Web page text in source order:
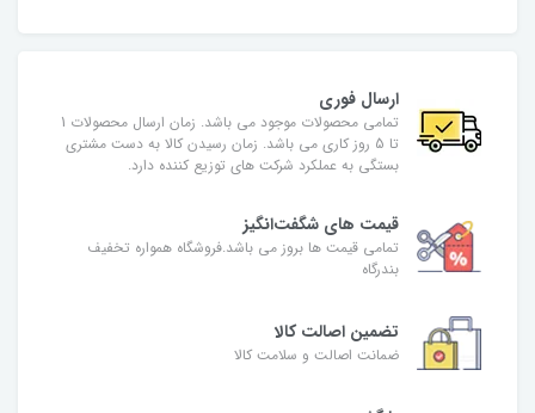
ارسال فوری
تمامی محصولات موجود می باشد. زمان ارسال محصولات 1
تا 5 روز کاری می باشد. زمان رسیدن کالا به دست مشتری
بستگی به عملکرد شرکت های توزیع کننده دارد.
قیمت های شگفت‌انگیز
تمامی قیمت ها بروز می باشد.فروشگاه همواره تخفیف
بندرگاه
تضمین اصالت کالا
ضمانت اصالت و سلامت کالا